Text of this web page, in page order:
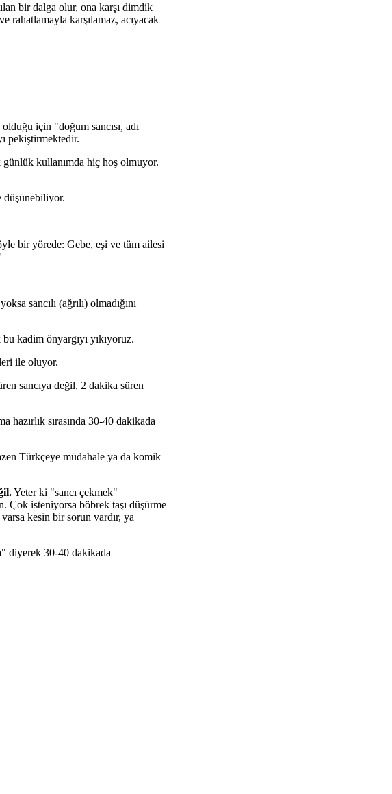
bir dalga olur, ona karşı dimdik
rahatlamayla karşılamaz, acıyacak
için "doğum sancısı, adı
pekiştirmektedir.
günlük kullanımda hiç hoş olmuyor.
düşünebiliyor.
bir yörede: Gebe, eşi ve tüm ailesi
sancılı (ağrılı) olmadığını
kadim önyargıyı yıkıyoruz.
ile oluyor.
sancıya değil, 2 dakika süren
hazırlık sırasında 30-40 dakikada
Türkçeye müdahale ya da komik
Yeter ki "sancı çekmek"
Çok isteniyorsa böbrek taşı düşürme
kesin bir sorun vardır, ya
diyerek 30-40 dakikada